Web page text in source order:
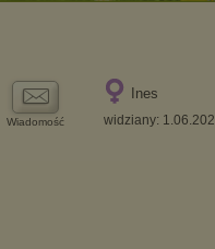
Wiadomość
Ines
widziany: